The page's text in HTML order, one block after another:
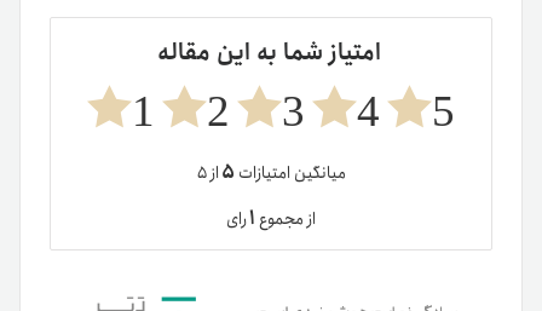
امتیاز شما به این مقاله
5
4
3
2
1
میانگین امتیازات ۵از ۵
از مجموع۱رای